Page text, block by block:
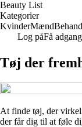
Beauty List
Kategorier
KvinderMænd
Log påFå adgang
Tøj der
At finde tøj, der
der får dig til at føle